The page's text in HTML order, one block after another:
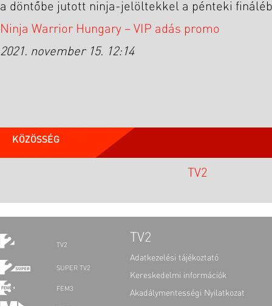
a döntőbe jutott ninja-jelöltekkel a pénteki
Ninja Warrior Hungary – VIP adás promo
2021. november 15. 12:14
KÖZÖSSÉG
TV2
TV2
SUPER TV2
FEM3
TV2
Adatkezelési tájékoztató
Kereskedelmi információk
Akadálymentességi Nyilatkozat